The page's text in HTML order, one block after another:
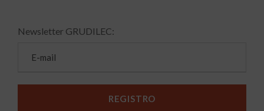
Newsletter GRUDILEC: